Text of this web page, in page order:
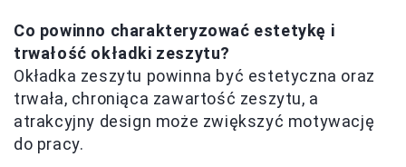
Co powinno charakteryzować estetykę i
trwałość okładki zeszytu?
Okładka zeszytu powinna być estetyczna oraz
trwała, chroniąca zawartość zeszytu, a
atrakcyjny design może zwiększyć motywację
do pracy.